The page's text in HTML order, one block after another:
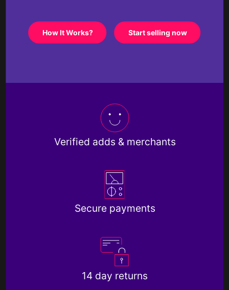
How It Works? Start selling now
Verified adds & merchants
Secure payments
14 day returns